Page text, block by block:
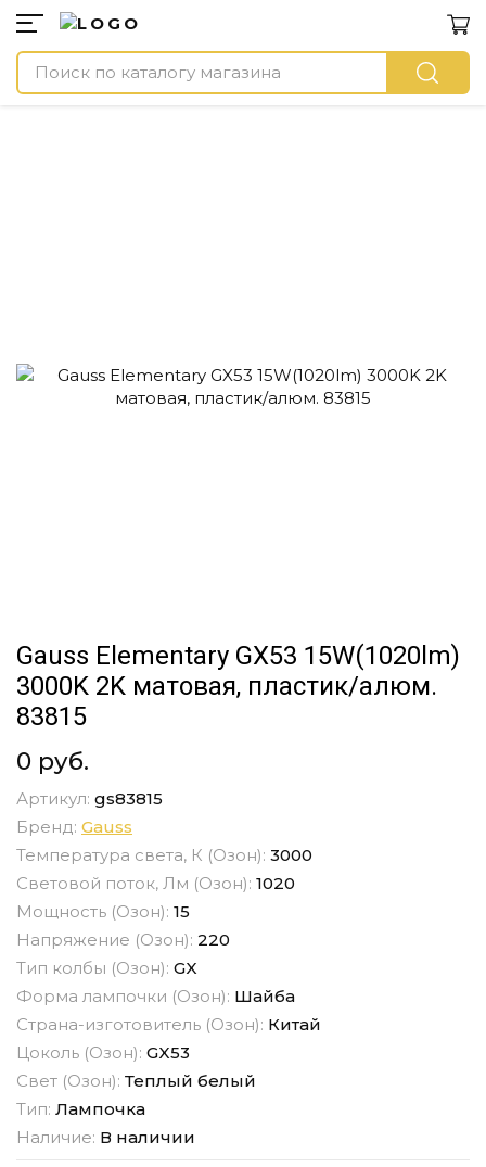
Gauss Elementary GX53 15W(1020lm)
3000K 2K матовая, пластик/алюм.
83815
0 руб.
Артикул: gs83815
Бренд: Gauss
Температура света, К (Озон): 3000
Световой поток, Лм (Озон): 1020
Мощность (Озон): 15
Напряжение (Озон): 220
Тип колбы (Озон): GX
Форма лампочки (Озон): Шайба
Страна-изготовитель (Озон): Китай
Цоколь (Озон): GX53
Свет (Озон): Теплый белый
Тип: Лампочка
Наличие: В наличии